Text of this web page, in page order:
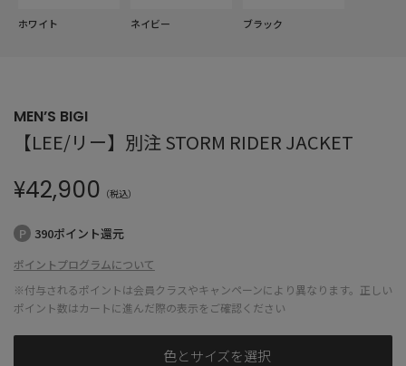
ホワイト ネイビー ブラック
MEN’S BIGI
【LEE/リー】別注 STORM RIDER JACKET
¥42,900 （税込）
390ポイント還元
ポイントプログラムについて
※付与されるポイントは会員クラスやキャンペーンにより異なります。正しい
ポイント数はカートに進んだ際の表示をご確認ください
色とサイズを選択